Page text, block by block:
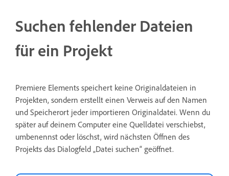
Suchen fehlender Dateien
für ein Projekt
Premiere Elements speichert keine Originaldateien in
Projekten, sondern erstellt einen Verweis auf den Namen
und Speicherort jeder importieren Originaldatei. Wenn du
später auf deinem Computer eine Quelldatei verschiebst,
umbenennst oder löschst, wird nächsten Öffnen des
Projekts das Dialogfeld „Datei suchen“ geöffnet.